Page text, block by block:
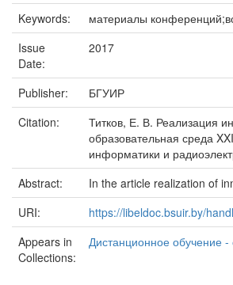
Keywords:
материалы
Issue
Date:
2017
Publisher:
БГУИР
Citation:
Титков, Е. В. Реализация
образовательная среда
информатики и
Abstract:
In the article realization of
URI:
https://libeldoc.bsuir.by/
Appears in
Collections:
Дистанционное обучение